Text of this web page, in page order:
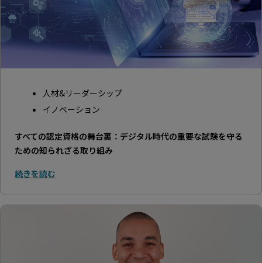
人材&リーダーシップ
イノベーション
すべての認定資格の舞台裏：デジタル時代の重要な試験を守る
ための知られざる取り組み
続きを読む